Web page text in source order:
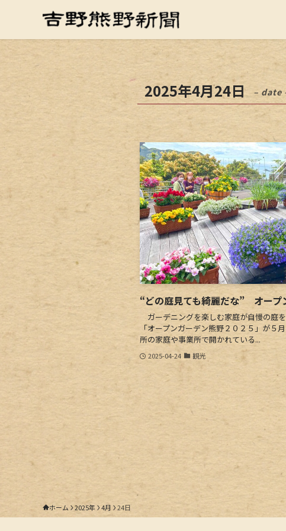
2025年4月24日 – date
“どの庭見ても綺麗だな” オープ
ガーデニングを楽しむ家庭が自慢の庭
「オープンガーデン熊野２０２５」が５
所の家庭や事業所で開かれている...
2025-04-24 観光
ホーム 2025年 4月 24日